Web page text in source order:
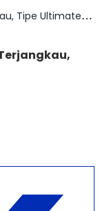
Harga Bekas Xpander 2020 Makin Terjangkau, Tipe Ultimate Jadi Segini!